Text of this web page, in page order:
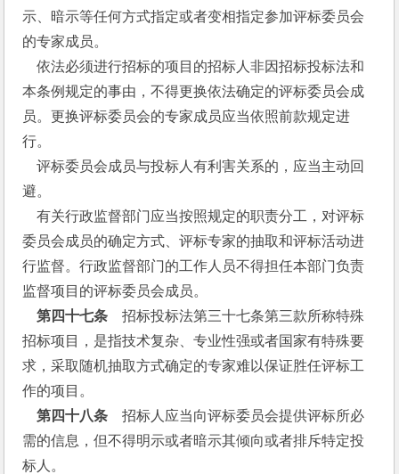
示、暗示等任何方式指定或者变相指定参加评标委员会
的专家成员。
依法必须进行招标的项目的招标人非因招标投标法和
本条例规定的事由，不得更换依法确定的评标委员会成
员。更换评标委员会的专家成员应当依照前款规定进
行。
评标委员会成员与投标人有利害关系的，应当主动回
避。
有关行政监督部门应当按照规定的职责分工，对评标
委员会成员的确定方式、评标专家的抽取和评标活动进
行监督。行政监督部门的工作人员不得担任本部门负责
监督项目的评标委员会成员。
第四十七条 招标投标法第三十七条第三款所称特殊
招标项目，是指技术复杂、专业性强或者国家有特殊要
求，采取随机抽取方式确定的专家难以保证胜任评标工
作的项目。
第四十八条 招标人应当向评标委员会提供评标所必
需的信息，但不得明示或者暗示其倾向或者排斥特定投
标人。